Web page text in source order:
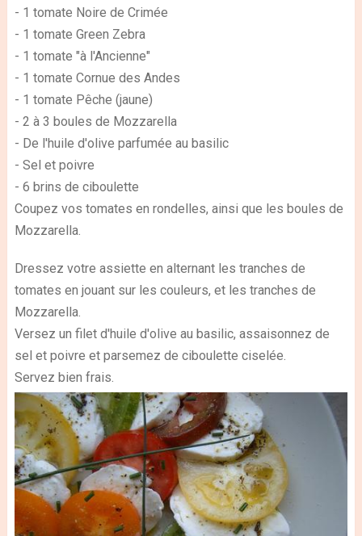
- 1 tomate Noire de Crimée
- 1 tomate Green Zebra
- 1 tomate "à l'Ancienne"
- 1 tomate Cornue des Andes
- 1 tomate Pêche (jaune)
- 2 à 3 boules de Mozzarella
- De l'huile d'olive parfumée au basilic
- Sel et poivre
- 6 brins de ciboulette
Coupez vos tomates en rondelles, ainsi que les boules de
Mozzarella.
Dressez votre assiette en alternant les tranches de
tomates en jouant sur les couleurs, et les tranches de
Mozzarella.
Versez un filet d'huile d'olive au basilic, assaisonnez de
sel et poivre et parsemez de ciboulette ciselée.
Servez bien frais.